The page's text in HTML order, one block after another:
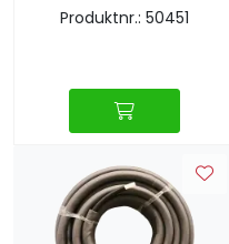
Produktnr.: 50451